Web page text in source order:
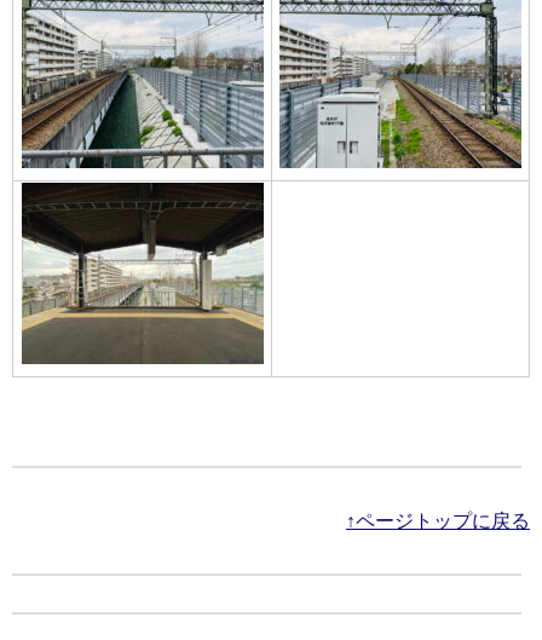
↑ページトップに戻る